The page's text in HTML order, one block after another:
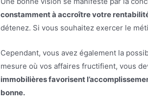
constamment à accroître votre
détenez. Si vous souhaitez exercer le
Cependant, vous avez également la
mesure où vos affaires fructifient, vous
immobilières favorisent
bonne.